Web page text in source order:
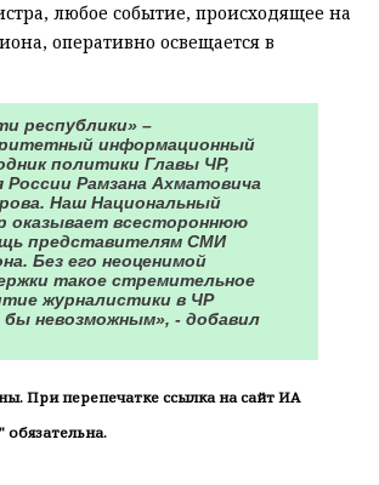
любое событие, происходящее на
оперативно освещается в
республики» –
информационный
политики Главы ЧР,
России Рамзана Ахматовича
Наш Национальный
оказывает всестороннюю
представителям СМИ
Без его неоценимой
такое стремительное
журналистики в ЧР
невозможным», - добавил
При перепечатке ссылка на сайт ИА